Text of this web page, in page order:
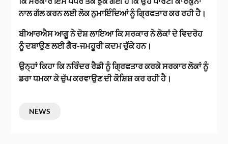
ਨਾਲ ਗੱਲ ਕਰਨ ਲਈ ਲੋਕ ਨੁਮਾਇੰਦਿਆਂ ਨੂੰ ਗ੍ਰਿਫਤਾਰ ਕਰ ਰਹੀ ਹੈ।
ਬੀਆਰਐਸ ਆਗੂ ਨੇ ਦੋਸ਼ ਲਾਇਆ ਕਿ ਸਰਕਾਰ ਨੇ ਲੋਕਾਂ ਦੇ ਵਿਦਰੋਹ
ਨੂੰ ਦਬਾਉਣ ਲਈ ਗੈਰ-ਜਮਹੂਰੀ ਕਦਮ ਚੁੱਕੇ ਹਨ।
ਉਨ੍ਹਾਂ ਕਿਹਾ ਕਿ ਨਰਿੰਦਰ ਰੈਡੀ ਨੂੰ ਗ੍ਰਿਫਤਾਰ ਕਰਕੇ ਸਰਕਾਰ ਲੋਕਾਂ ਨੂੰ
ਡਰਾ ਧਮਕਾ ਕੇ ਚੁੱਪ ਕਰਵਾਉਣ ਦੀ ਕੋਸ਼ਿਸ਼ ਕਰ ਰਹੀ ਹੈ।
NEWS